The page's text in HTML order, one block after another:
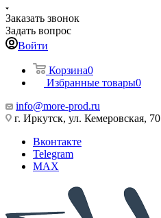
Заказать звонок
Задать вопрос
Войти
Корзина0
Избранные товары0
info@more-prod.ru
г. Иркутск, ул. Кемеровская, 70
Вконтакте
Telegram
MAX